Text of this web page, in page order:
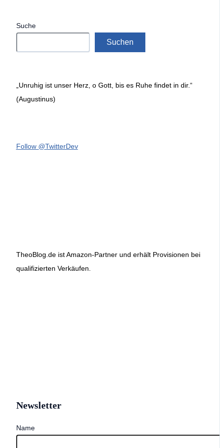
Suche
Suchen
„Unruhig ist unser Herz, o Gott, bis es Ruhe findet in dir.“
(Augustinus)
Follow @TwitterDev
TheoBlog.de ist Amazon-Partner und erhält Provisionen bei
qualifizierten Verkäufen.
Newsletter
Name